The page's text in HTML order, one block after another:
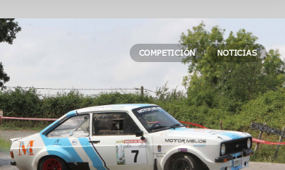
COMPETICIÓN NOTICIAS